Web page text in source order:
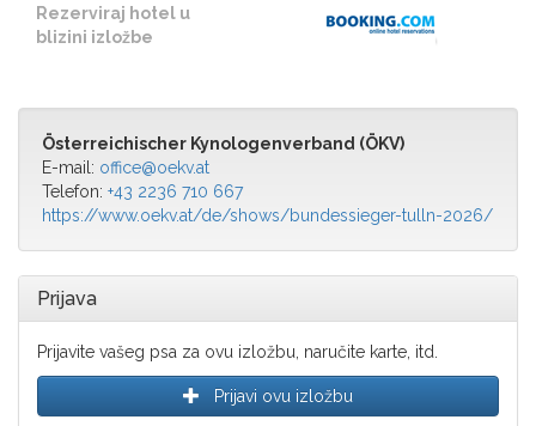
Rezerviraj hotel u
blizini izložbe
Österreichischer Kynologenverband (ÖKV)
E-mail: office@oekv.at
Telefon: +43 2236 710 667
https://www.oekv.at/de/shows/bundessieger-tulln-2026/
Prijava
Prijavite vašeg psa za ovu izložbu, naručite karte, itd.
Prijavi ovu izložbu